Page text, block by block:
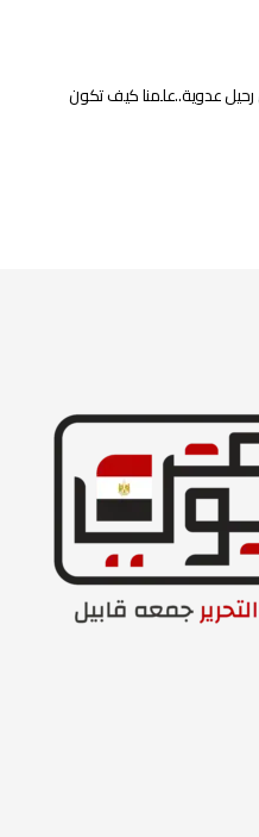
عدوية..علمنا كيف تكون